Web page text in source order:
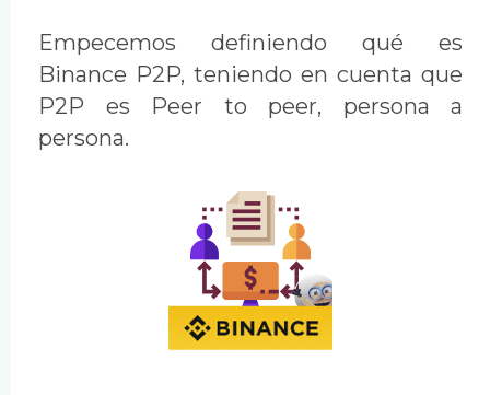
Empecemos definiendo qué es
Binance P2P, teniendo en cuenta que
P2P es Peer to peer, persona a
persona.